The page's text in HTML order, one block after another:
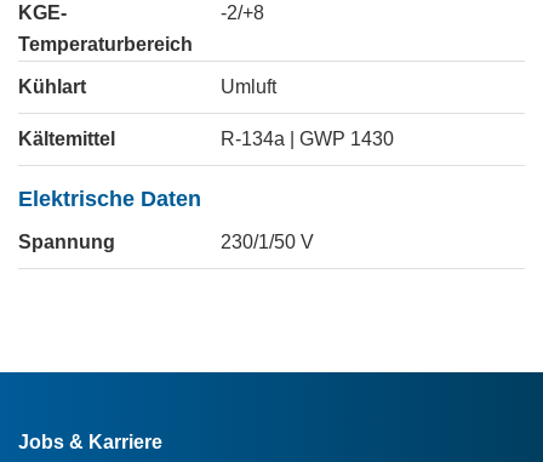
KGE-
Temperaturbereich
-2/+8
Kühlart Umluft
Kältemittel R-134a | GWP 1430
Elektrische Daten
Spannung 230/1/50 V
Jobs & Karriere